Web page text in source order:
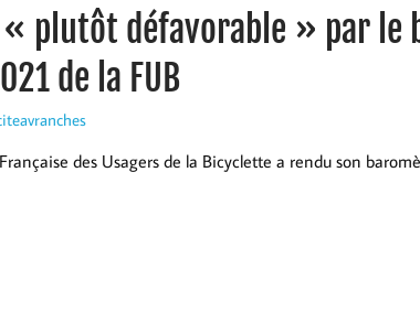
plutôt défavorable » par le
de la FUB
des Usagers de la Bicyclette a rendu son